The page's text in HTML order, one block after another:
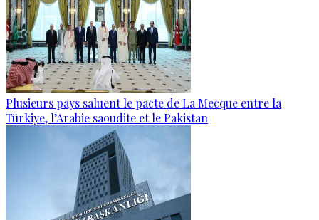
Plusieurs pays saluent le pacte de La Mecque entre la
Türkiye, l’Arabie saoudite et le Pakistan